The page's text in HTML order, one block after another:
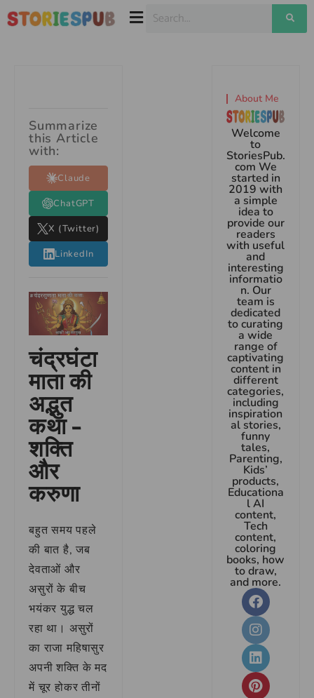
Summarize
this Article
with:
Claude
ChatGPT
X (Twitter)
LinkedIn
चंद्रघंटा
माता की
अद्भुत
कथा –
शक्ति
और
करुणा
बहुत समय पहले
की बात है, जब
देवताओं और
असुरों के बीच
भयंकर युद्ध चल
रहा था। असुरों
का राजा महिषासुर
अपनी शक्ति के मद
में चूर होकर तीनों
About Me
Welcome
to
StoriesPub.
com We
started in
2019 with
a simple
idea to
provide our
readers
with useful
and
interesting
informatio
n. Our
team is
dedicated
to curating
a wide
range of
captivating
content in
different
categories,
including
inspiration
al stories,
funny
tales,
Parenting,
Kids’
products,
Educationa
l AI
content,
Tech
content,
coloring
books, how
to draw,
and more.